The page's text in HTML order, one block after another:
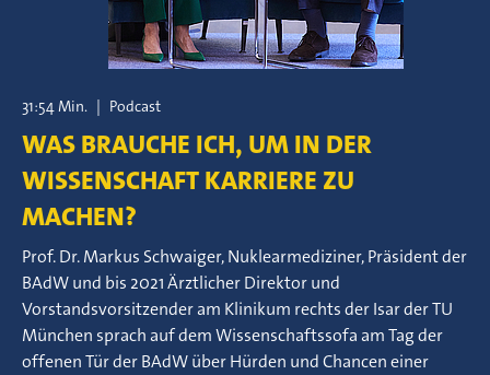
31:54 Min. | Podcast
WAS BRAUCHE ICH, UM IN DER
WISSENSCHAFT KARRIERE ZU
MACHEN?
Prof. Dr. Markus Schwaiger, Nuklearmediziner, Präsident der
BAdW und bis 2021 Ärztlicher Direktor und
Vorstandsvorsitzender am Klinikum rechts der Isar der TU
München sprach auf dem Wissenschaftssofa am Tag der
offenen Tür der BAdW über Hürden und Chancen einer